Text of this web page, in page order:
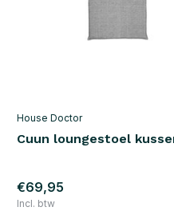
House Doctor
Cuun loungestoel
€69,95
Incl. btw